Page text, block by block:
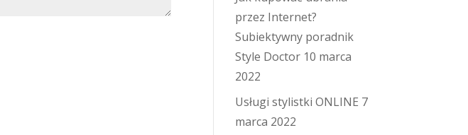
przez Internet?
Subiektywny poradnik
Style Doctor 10 marca
2022
Usługi stylistki ONLINE 7
marca 2022